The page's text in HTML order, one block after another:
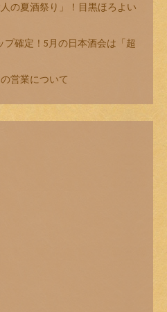
の夏酒祭り」！目黒ほろよい
プ確定！5月の日本酒会は「超
営業について